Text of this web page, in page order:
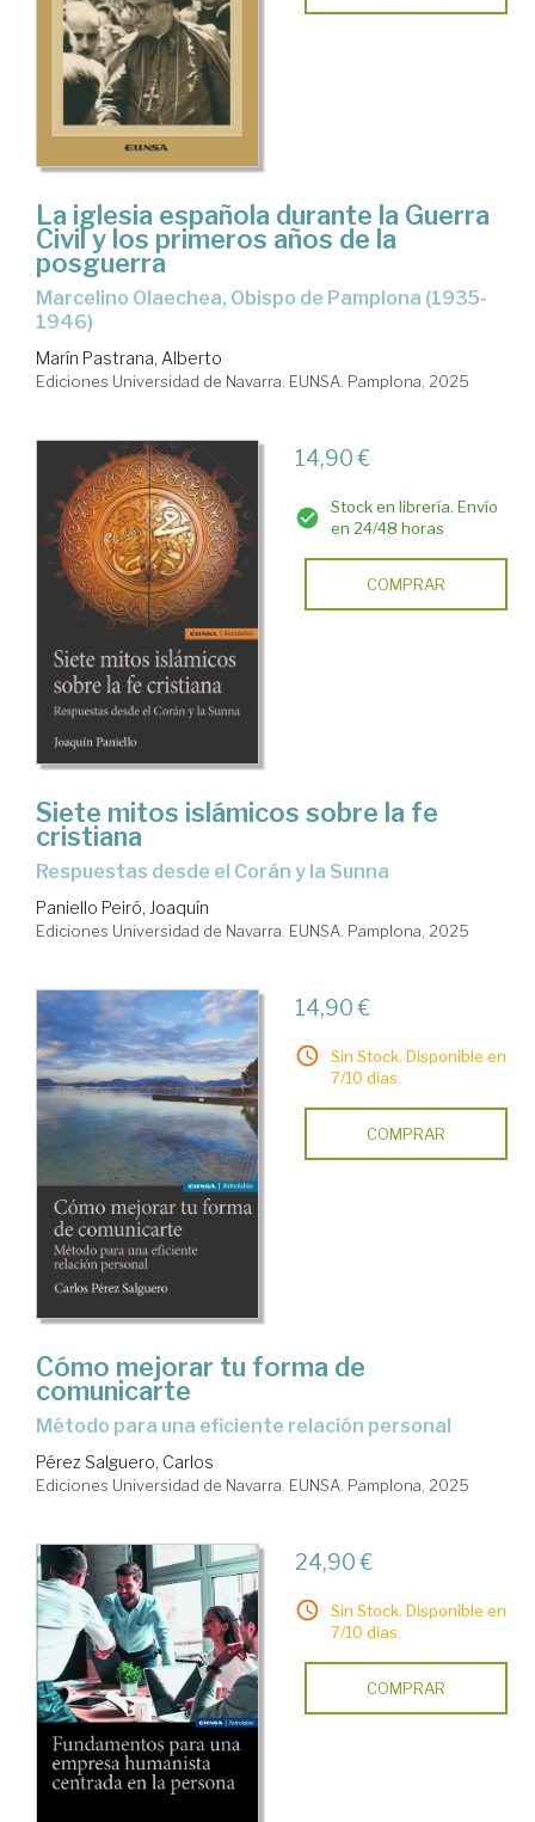
La iglesia española durante la Guerra
Civil y los primeros años de la
posguerra
Marcelino Olaechea, Obispo de Pamplona (1935-
1946)
Marín Pastrana, Alberto
Ediciones Universidad de Navarra. EUNSA. Pamplona, 2025
14,90 €
Stock en librería. Envío
en 24/48 horas
COMPRAR
Siete mitos islámicos sobre la fe
cristiana
Respuestas desde el Corán y la Sunna
Paniello Peiró, Joaquín
Ediciones Universidad de Navarra. EUNSA. Pamplona, 2025
14,90 €
Sin Stock. Disponible en
7/10 días.
COMPRAR
Cómo mejorar tu forma de
comunicarte
Método para una eficiente relación personal
Pérez Salguero, Carlos
Ediciones Universidad de Navarra. EUNSA. Pamplona, 2025
24,90 €
Sin Stock. Disponible en
7/10 días.
COMPRAR